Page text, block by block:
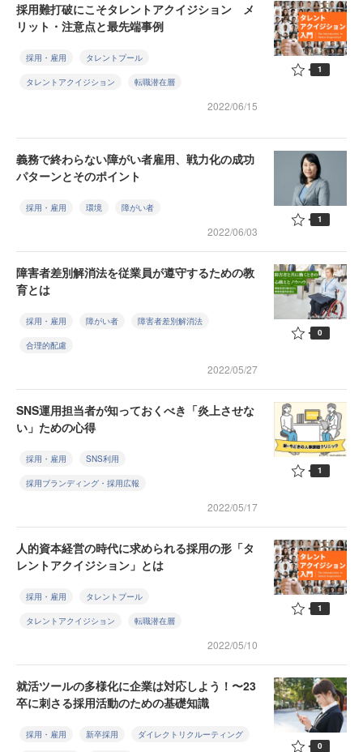
採用難打破にこそタレントアクイジション メ
リット・注意点と最先端事例
採用・雇用 タレントプール
タレントアクイジション 転職潜在層
2022/06/15
1
義務で終わらない障がい者雇用、戦力化の成功
パターンとそのポイント
採用・雇用 環境 障がい者
2022/06/03
1
障害者差別解消法を従業員が遵守するための教
育とは
採用・雇用 障がい者 障害者差別解消法
合理的配慮
2022/05/27
0
SNS運用担当者が知っておくべき「炎上させな
い」ための心得
採用・雇用 SNS利用
採用ブランディング・採用広報
2022/05/17
1
人的資本経営の時代に求められる採用の形「タ
レントアクイジション」とは
採用・雇用 タレントプール
タレントアクイジション 転職潜在層
2022/05/10
1
就活ツールの多様化に企業は対応しよう！〜23
卒に刺さる採用活動のための基礎知識
採用・雇用 新卒採用 ダイレクトリクルーティング
0